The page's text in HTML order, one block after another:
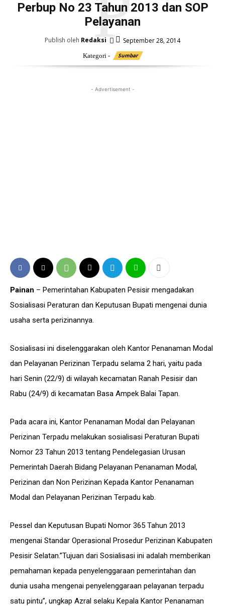
Perbup No 23 Tahun 2013 dan SOP
Pelayanan
Publish oleh Redaksi September 28, 2014
Kategori - Sumbar
- Advertisement -
Painan – Pemerintahan Kabupaten Pesisir mengadakan
Sosialisasi Peraturan dan Keputusan Bupati mengenai dunia
usaha serta perizinannya.
Sosialisasi ini diselenggarakan oleh Kantor Penanaman Modal
dan Pelayanan Perizinan Terpadu selama 2 hari, yaitu pada
hari Senin (22/9) di wilayah kecamatan Ranah Pesisir dan
Rabu (24/9) di kecamatan Basa Ampek Balai Tapan.
Pada acara ini, Kantor Penanaman Modal dan Pelayanan
Perizinan Terpadu melakukan sosialisasi Peraturan Bupati
Nomor 23 Tahun 2013 tentang Pendelegasian Urusan
Pemerintah Daerah Bidang Pelayanan Penanaman Modal,
Perizinan dan Non Perizinan Kepada Kantor Penanaman
Modal dan Pelayanan Perizinan Terpadu kab.
Pessel dan Keputusan Bupati Nomor 365 Tahun 2013
mengenai Standar Operasional Prosedur Perizinan Kabupaten
Pesisir Selatan.”Tujuan dari Sosialisasi ini adalah memberikan
pemahaman kepada penyelenggaraan pemerintahan dan
dunia usaha mengenai penyelenggaraan pelayanan terpadu
satu pintu”, ungkap Azral selaku Kepala Kantor Penanaman